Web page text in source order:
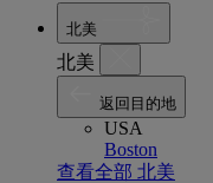
北美
北美
返回目的地
USA
Boston
查看全部 北美